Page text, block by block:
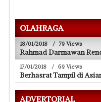
OLAHRAGA
18/01/2018 / 79 Views
Rahmad Darmawan
17/01/2018 / 69 Views
Berhasrat Tampil di
ADVERTORIAL